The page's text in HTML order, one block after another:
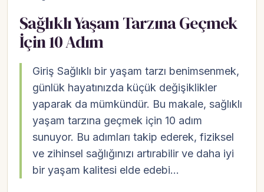
Sağlıklı Yaşam Tarzına Geçmek
İçin 10 Adım
Giriş Sağlıklı bir yaşam tarzı benimsenmek,
günlük hayatınızda küçük değişiklikler
yaparak da mümkündür. Bu makale, sağlıklı
yaşam tarzına geçmek için 10 adım
sunuyor. Bu adımları takip ederek, fiziksel
ve zihinsel sağlığınızı artırabilir ve daha iyi
bir yaşam kalitesi elde edebi…